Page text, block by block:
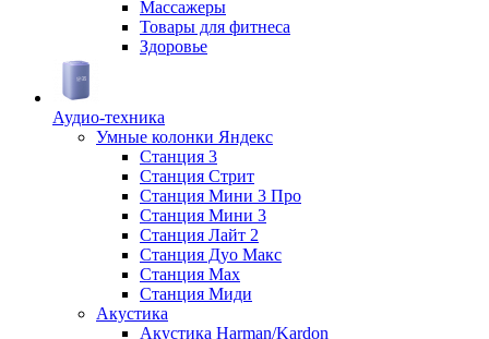
Массажеры
Товары для фитнеса
Здоровье
Аудио-техника
Умные колонки Яндекс
Станция 3
Станция Стрит
Станция Мини 3 Про
Станция Мини 3
Станция Лайт 2
Станция Дуо Макс
Станция Max
Станция Миди
Акустика
Акустика Harman/Kardon